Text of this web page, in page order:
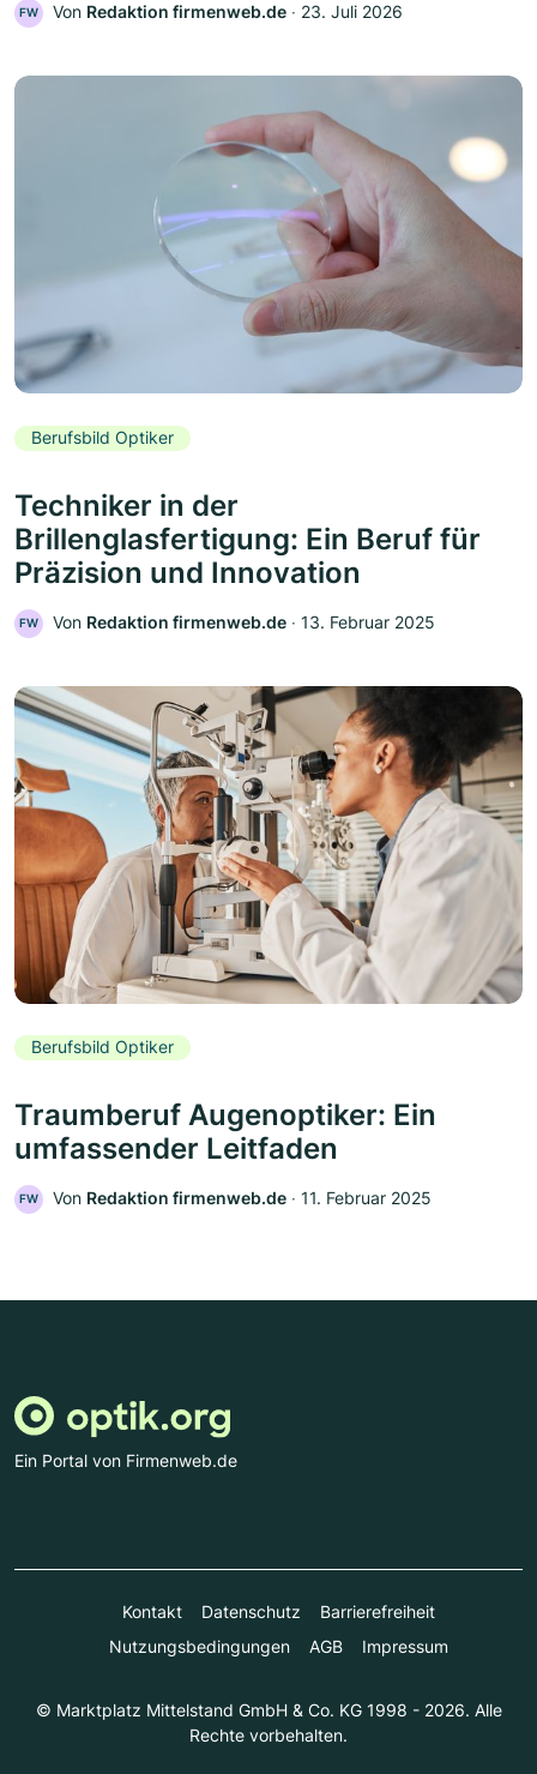
FW Von Redaktion firmenweb.de ‧ 23. Juli 2026
Berufsbild Optiker
Techniker in der
Brillenglasfertigung: Ein Beruf für
Präzision und Innovation
FW Von Redaktion firmenweb.de ‧ 13. Februar 2025
Berufsbild Optiker
Traumberuf Augenoptiker: Ein
umfassender Leitfaden
FW Von Redaktion firmenweb.de ‧ 11. Februar 2025
Ein Portal von Firmenweb.de
Kontakt Datenschutz
Barrierefreiheit
Nutzungsbedingungen
AGB Impressum
© Marktplatz Mittelstand GmbH & Co. KG 1998 - 2026. Alle
Rechte vorbehalten.